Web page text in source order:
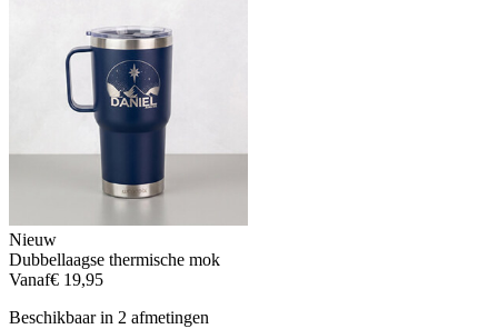
Nieuw
Dubbellaagse thermische mok
Vanaf€ 19,95
Beschikbaar in 2 afmetingen